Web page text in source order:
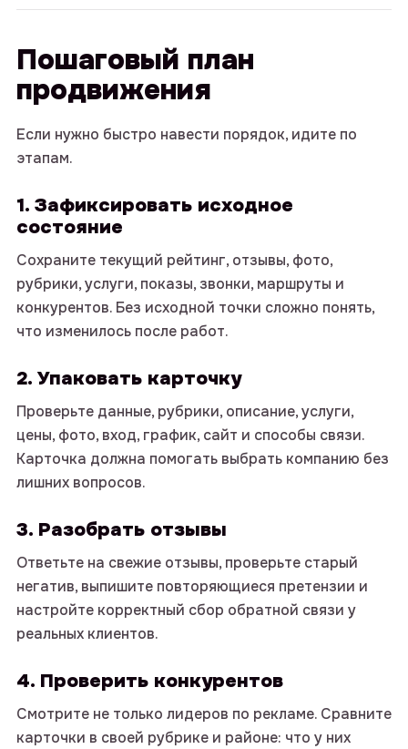
Пошаговый план
продвижения
Если нужно быстро навести порядок, идите по
этапам.
1. Зафиксировать исходное
состояние
Сохраните текущий рейтинг, отзывы, фото,
рубрики, услуги, показы, звонки, маршруты и
конкурентов. Без исходной точки сложно понять,
что изменилось после работ.
2. Упаковать карточку
Проверьте данные, рубрики, описание, услуги,
цены, фото, вход, график, сайт и способы связи.
Карточка должна помогать выбрать компанию без
лишних вопросов.
3. Разобрать отзывы
Ответьте на свежие отзывы, проверьте старый
негатив, выпишите повторяющиеся претензии и
настройте корректный сбор обратной связи у
реальных клиентов.
4. Проверить конкурентов
Смотрите не только лидеров по рекламе. Сравните
карточки в своей рубрике и районе: что у них
Контакты
email: info@intop.click
telegram-канал: @mapsintop
Ваша почта
Номер телефона
Нажимая на кнопку «Отправить заявку»,
вы соглашаетесь с Политикой
конфиденциальностии даете согласие
на обработку персональных данных.
ОТПРАВИТЬ ЗАЯВКУ